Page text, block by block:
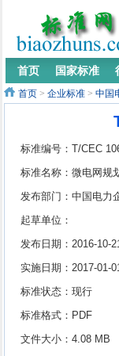
首页 国家标准
首页 > 企业标准 > 中国
标准编号：T/CEC
标准名称：微电网规
发布部门：中国电力
起草单位：
发布日期：2016-10-
实施日期：2017-01-
标准状态：现行
标准格式：PDF
文件大小：4.08 MB